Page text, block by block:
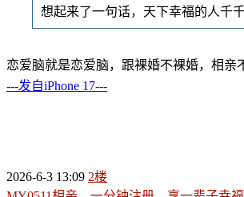
想起来了一句话，天下幸福的人千
恋爱脑就是恋爱脑，跟裸婚不裸婚，相亲
---发自iPhone 17---
2026-6-3 13:09 2楼